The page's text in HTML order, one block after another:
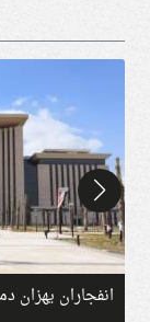
انفجاران